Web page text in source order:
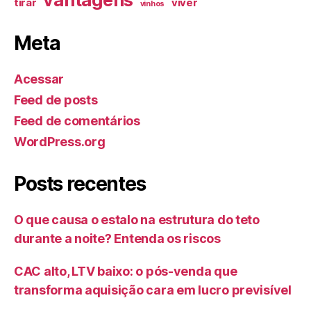
vinhos
Meta
Acessar
Feed de posts
Feed de comentários
WordPress.org
Posts recentes
O que causa o estalo na estrutura do teto
durante a noite? Entenda os riscos
CAC alto, LTV baixo: o pós-venda que
transforma aquisição cara em lucro previsível